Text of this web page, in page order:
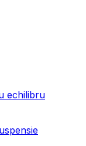
echilibru